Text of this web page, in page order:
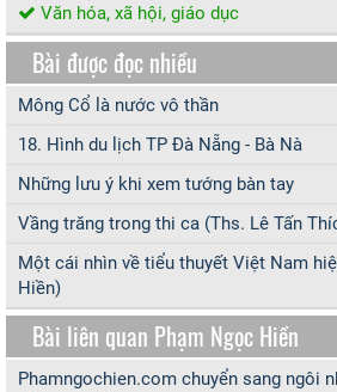
Văn hóa, xã hội, giáo dục
Bài được đọc nhiều
Mông Cổ là nước vô thần
18. Hình du lịch TP Đà Nẵng - Bà Nà
Những lưu ý khi xem tướng bàn tay
Vầng trăng trong thi ca (Ths. Lê Tấn
Một cái nhìn về tiểu thuyết Việt Nam
Hiền)
Bài liên quan Phạm Ngọc Hiền
Phamngochien.com chuyển sang ngôi